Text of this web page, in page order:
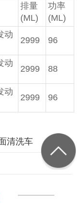
排量
(ML)
功率
(ML)
动
2999 96
动
2999 88
动
2999 96
清洗车